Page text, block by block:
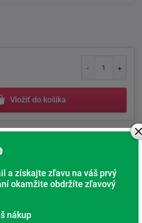
Vložiť do košíka
156
si vybrali správne
a získajte zľavu na váš prvý
okamžite obdržíte zľavový
nákup